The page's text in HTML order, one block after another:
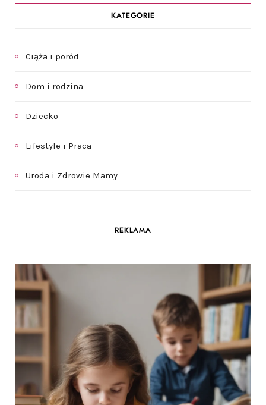
KATEGORIE
Ciąża i poród
Dom i rodzina
Dziecko
Lifestyle i Praca
Uroda i Zdrowie Mamy
REKLAMA